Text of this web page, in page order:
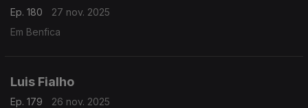
Ep. 180
27 nov. 2025
Em Benfica
Luis Fialho
Ep. 179
26 nov. 2025